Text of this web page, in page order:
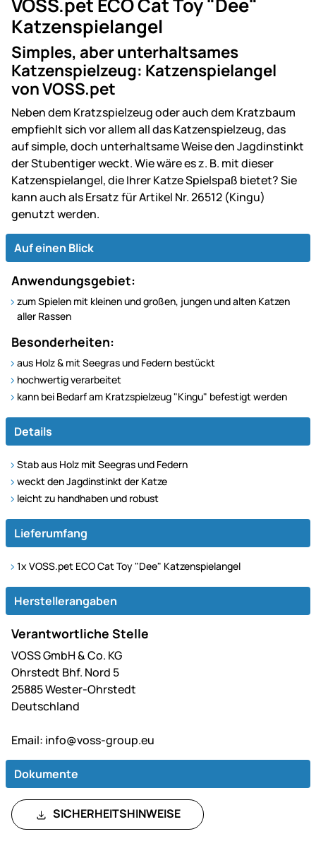
VOSS.pet ECO Cat Toy "Dee"
Katzenspielangel
Simples, aber unterhaltsames
Katzenspielzeug: Katzenspielangel
von VOSS.pet
Neben dem Kratzspielzeug oder auch dem Kratzbaum
empfiehlt sich vor allem all das Katzenspielzeug, das
auf simple, doch unterhaltsame Weise den Jagdinstinkt
der Stubentiger weckt. Wie wäre es z. B. mit dieser
Katzenspielangel, die Ihrer Katze Spielspaß bietet? Sie
kann auch als Ersatz für Artikel Nr. 26512 (Kingu)
genutzt werden.
Auf einen Blick
Anwendungsgebiet:
zum Spielen mit kleinen und großen, jungen und alten Katzen
aller Rassen
Besonderheiten:
aus Holz & mit Seegras und Federn bestückt
hochwertig verarbeitet
kann bei Bedarf am Kratzspielzeug "Kingu" befestigt werden
Details
Stab aus Holz mit Seegras und Federn
weckt den Jagdinstinkt der Katze
leicht zu handhaben und robust
Lieferumfang
1x VOSS.pet ECO Cat Toy "Dee" Katzenspielangel
Herstellerangaben
Verantwortliche Stelle
VOSS GmbH & Co. KG
Ohrstedt Bhf. Nord 5
25885 Wester-Ohrstedt
Deutschland
Email: info@voss-group.eu
Dokumente
SICHERHEITSHINWEISE